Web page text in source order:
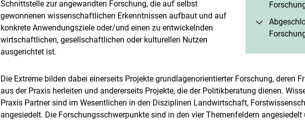
Schnittstelle zur angewandten Forschung, die auf selbst
gewonnenen wissenschaftlichen Erkenntnissen aufbaut und auf
konkrete Anwendungsziele oder/und einen zu entwickelnden
wirtschaftlichen, gesellschaftlichen oder kulturellen Nutzen
ausgerichtet ist.
Die Extreme bilden dabei einerseits Projekte grundlagenorientierter Forschung, deren
aus der Praxis herleiten und andererseits Projekte, die der Politikberatung dienen.
Praxis Partner sind im Wesentlichen in den Disziplinen Landwirtschaft,
angesiedelt. Die Forschungsschwerpunkte sind in den vier Themenfeldern angesiedelt